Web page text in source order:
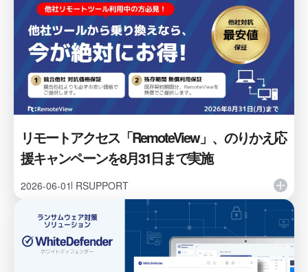
リモートアクセス「RemoteView」、のりかえ応
援キャンペーンを8月31日まで実施
2026-06-01 RSUPPORT